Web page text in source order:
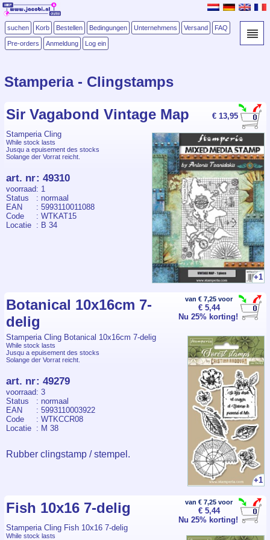
suchen Korb Bestellen Bedingungen Unternehmens Versand FAQ
Pre-orders Anmeldung Log ein
Stamperia - Clingstamps
€ 13,95
Sir Vagabond Vintage Map
Stamperia Cling
+1
While stock lasts
Jusqu a epuisement des stocks
Solange der Vorrat reicht.
art. nr: 49310
voorraad: 1
Status
: normaal
EAN
: 5993110011088
Code
: WTKAT15
Locatie : B 34
van € 7,25 voor
€ 5,44
Nu 25% korting!
Botanical 10x16cm 7-
delig
Stamperia Cling Botanical 10x16cm 7-delig
+1
While stock lasts
Jusqu a epuisement des stocks
Solange der Vorrat reicht.
art. nr: 49279
voorraad: 3
Status
: normaal
EAN
: 5993110003922
Code
: WTKCCR08
Locatie : M 38
Rubber clingstamp / stempel.
van € 7,25 voor
€ 5,44
Nu 25% korting!
Fish 10x16 7-delig
Stamperia Cling Fish 10x16 7-delig
While stock lasts